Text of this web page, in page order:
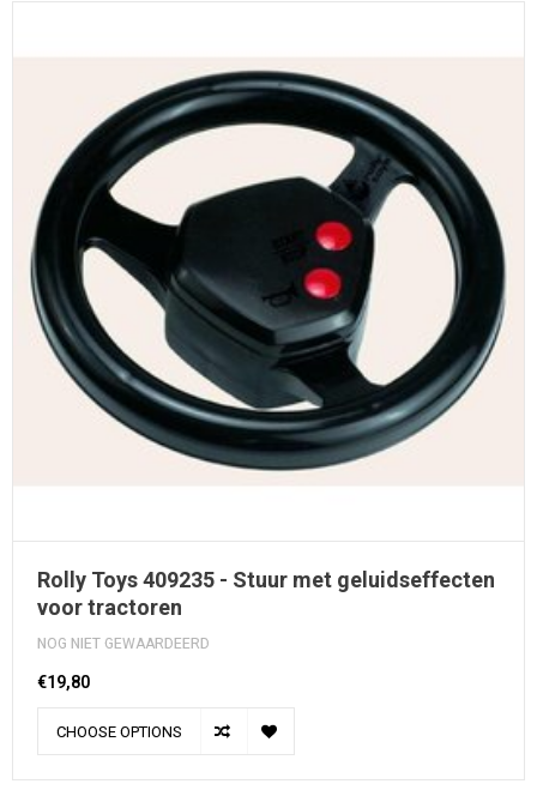
Rolly Toys 409235 - Stuur met geluidseffecten
voor tractoren
NOG NIET GEWAARDEERD
€19,80
CHOOSE OPTIONS